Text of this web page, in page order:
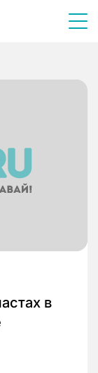
в